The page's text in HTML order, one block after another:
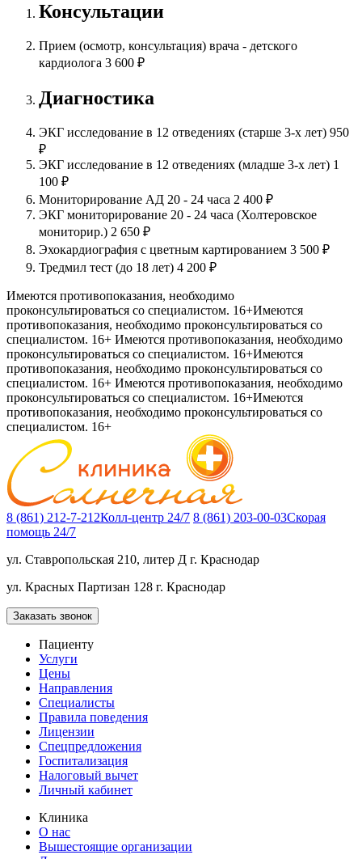
Консультации
Прием (осмотр, консультация) врача - детского
кардиолога 3 600 ₽
Диагностика
ЭКГ исследование в 12 отведениях (старше 3-х лет) 950
₽
ЭКГ исследование в 12 отведениях (младше 3-х лет) 1
100 ₽
Мониторирование АД 20 - 24 часа 2 400 ₽
ЭКГ мониторирование 20 - 24 часа (Холтеровское
мониторир.) 2 650 ₽
Эхокардиография с цветным картированием 3 500 ₽
Тредмил тест (до 18 лет) 4 200 ₽
Имеются противопоказания, необходимо
проконсультироваться со специалистом. 16+Имеются
противопоказания, необходимо проконсультироваться со
специалистом. 16+ Имеются противопоказания, необходимо
проконсультироваться со специалистом. 16+Имеются
противопоказания, необходимо проконсультироваться со
специалистом. 16+ Имеются противопоказания, необходимо
проконсультироваться со специалистом. 16+Имеются
противопоказания, необходимо проконсультироваться со
специалистом. 16+
8 (861) 212-7-212Колл-центр 24/7 8 (861) 203-00-03Скорая
помощь 24/7
ул. Ставропольская 210, литер Д г. Краснодар
ул. Красных Партизан 128 г. Краснодар
Заказать звонок
Пациенту
Услуги
Цены
Направления
Специалисты
Правила поведения
Лицензии
Спецпредложения
Госпитализация
Налоговый вычет
Личный кабинет
Клиника
О нас
Вышестоящие организации